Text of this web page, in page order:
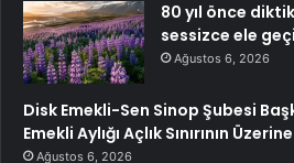
80 yıl önce
sessizce ele
Ağustos 6, 2026
Disk Emekli-Sen Sinop Şubesi
Emekli Aylığı Açlık Sınırının
Ağustos 6, 2026